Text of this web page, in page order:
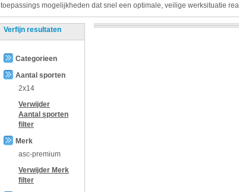
toepassings mogelijkheden dat snel een optimale, veilige werksituatie
Verfijn resultaten
Categorieen
Aantal sporten
2x14
Verwijder
Aantal sporten
filter
Merk
asc-premium
Verwijder Merk
filter